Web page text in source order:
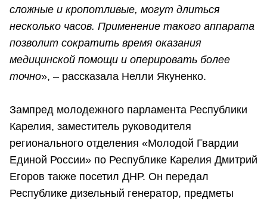
сложные и кропотливые, могут длиться
несколько часов. Применение такого аппарата
позволит сократить время оказания
медицинской помощи и оперировать более
точно», – рассказала Нелли Якуненко.
Зампред молодежного парламента Республики
Карелия, заместитель руководителя
регионального отделения «Молодой Гвардии
Единой России» по Республике Карелия Дмитрий
Егоров также посетил ДНР. Он передал
Республике дизельный генератор, предметы